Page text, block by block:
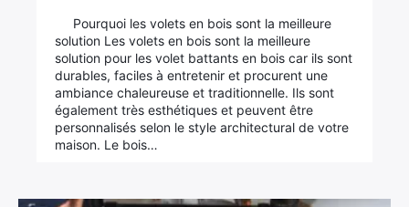
Pourquoi les volets en bois sont la meilleure
solution Les volets en bois sont la meilleure
solution pour les volet battants en bois car ils sont
durables, faciles à entretenir et procurent une
ambiance chaleureuse et traditionnelle. Ils sont
également très esthétiques et peuvent être
personnalisés selon le style architectural de votre
maison. Le bois…